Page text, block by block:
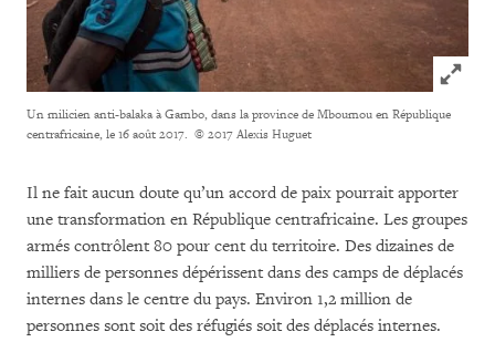
Click
Un milicien anti-balaka à Gambo, dans la province de Mboumou en République
centrafricaine, le 16 août 2017. © 2017 Alexis Huguet
Il ne fait aucun doute qu’un accord de paix pourrait apporter
une transformation en République centrafricaine. Les groupes
armés contrôlent 80 pour cent du territoire. Des dizaines de
milliers de personnes dépérissent dans des camps de déplacés
internes dans le centre du pays. Environ 1,2 million de
personnes sont soit des réfugiés soit des déplacés internes.